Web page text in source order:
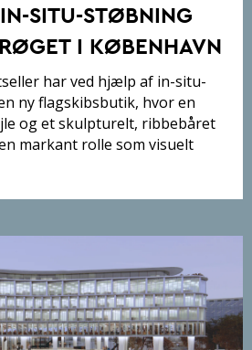
SITU-STØBNING
I KØBENHAVN
har ved hjælp af in-situ-
ny flagskibsbutik, hvor en
og et skulpturelt, ribbebåret
markant rolle som visuelt